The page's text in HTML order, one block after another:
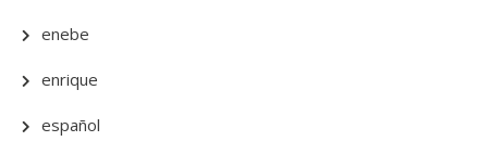
enebe
enrique
español